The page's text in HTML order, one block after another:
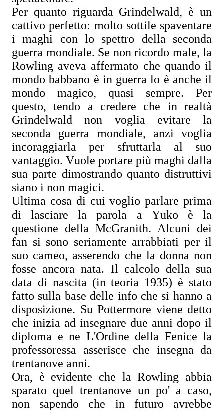
Per quanto riguarda Grindelwald, è un
cattivo perfetto: molto sottile spaventare
i maghi con lo spettro della seconda
guerra mondiale. Se non ricordo male, la
Rowling aveva affermato che quando il
mondo babbano è in guerra lo è anche il
mondo magico, quasi sempre. Per
questo, tendo a credere che in realtà
Grindelwald non voglia evitare la
seconda guerra mondiale, anzi voglia
incoraggiarla per sfruttarla al suo
vantaggio. Vuole portare più maghi dalla
sua parte dimostrando quanto distruttivi
siano i non magici.
Ultima cosa di cui voglio parlare prima
di lasciare la parola a Yuko è la
questione della McGranith. Alcuni dei
fan si sono seriamente arrabbiati per il
suo cameo, asserendo che la donna non
fosse ancora nata. Il calcolo della sua
data di nascita (in teoria 1935) è stato
fatto sulla base delle info che si hanno a
disposizione. Su Pottermore viene detto
che inizia ad insegnare due anni dopo il
diploma e ne L'Ordine della Fenice la
professoressa asserisce che insegna da
trentanove anni.
Ora, è evidente che la Rowling abbia
sparato quel trentanove un po' a caso,
non sapendo che in futuro avrebbe